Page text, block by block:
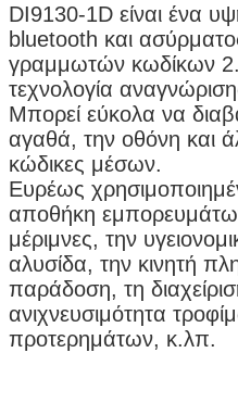
DI9130-1D είναι ένα
bluetooth και
γραμμωτών κωδίκων
τεχνολογία
Μπορεί εύκολα να
αγαθά, την οθόνη και
κώδικες μέσων.
Ευρέως
αποθήκη εμπορευμάτων,
μέριμνες, την
αλυσίδα, την κινητή
παράδοση, τη
ανιχνευσιμότητα
προτερημάτων, κ.λπ.